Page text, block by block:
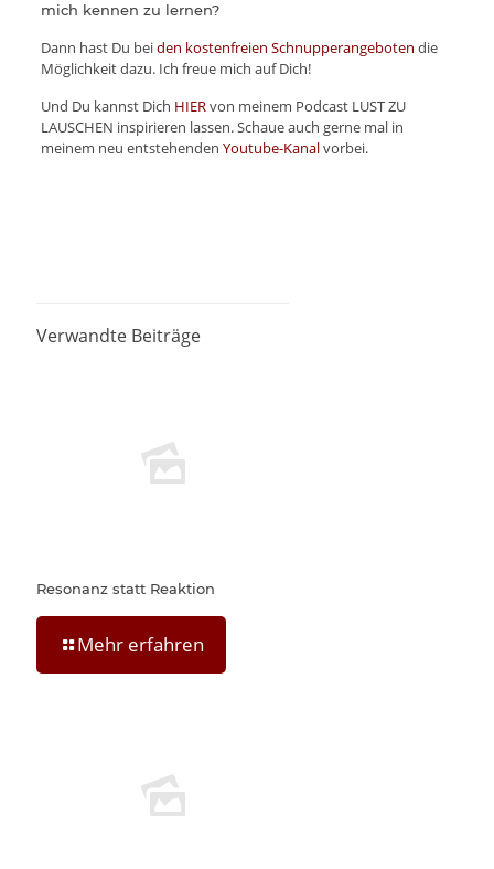
mich kennen zu lernen?
Dann hast Du beiden kostenfreien Schnupperangeboten die
Möglichkeit dazu. Ich freue mich auf Dich!
Und Du kannst Dich HIERvon meinem Podcast LUST ZU
LAUSCHEN inspirieren lassen. Schaue auch gerne mal in
meinem neu entstehenden Youtube-Kanalvorbei.
Verwandte Beiträge
Resonanz statt Reaktion
Mehr erfahren